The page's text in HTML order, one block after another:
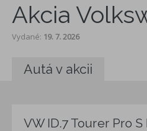
Akcia
Vydané: 19. 7. 2026
Autá v akcii
VW ID.7 Tourer Pro